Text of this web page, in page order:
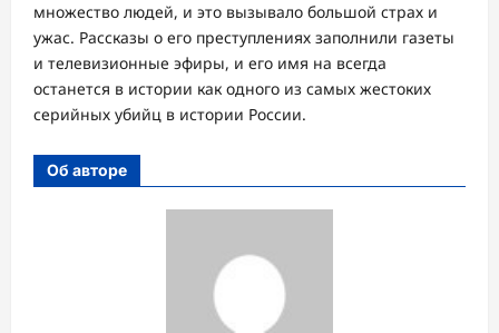
множество людей, и это вызывало большой страх и
ужас. Рассказы о его преступлениях заполнили газеты
и телевизионные эфиры, и его имя на всегда
останется в истории как одного из самых жестоких
серийных убийц в истории России.
Об авторе